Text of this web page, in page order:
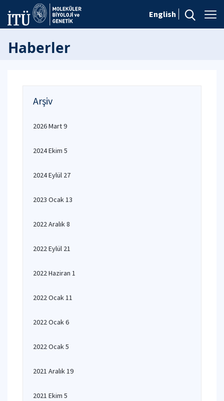
English
Haberler
Arşiv
2026 Mart 9
2024 Ekim 5
2024 Eylül 27
2023 Ocak 13
2022 Aralık 8
2022 Eylül 21
2022 Haziran 1
2022 Ocak 11
2022 Ocak 6
2022 Ocak 5
2021 Aralık 19
2021 Ekim 5